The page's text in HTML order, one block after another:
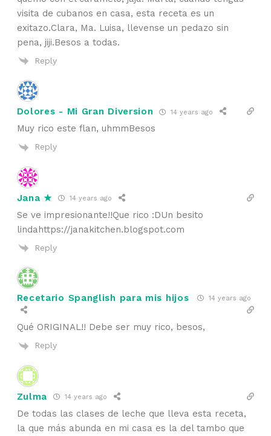
visita de cubanos en casa, esta receta es un
exitazo.Clara, Ma. Luisa, llevense un pedazo sin
pena, jiji.Besos a todas.
Reply
Dolores - Mi Gran Diversion 14 years ago
Muy rico este flan, uhmmBesos
Reply
Jana ★ 14 years ago
Se ve impresionante!!Que rico :DUn besito
lindahttps://janakitchen.blogspot.com
Reply
Recetario Spanglish para mis hijos 14 years ago
Qué ORIGINAL!! Debe ser muy rico, besos,
Reply
Zulma 14 years ago
De todas las clases de leche que lleva esta receta,
la que más abunda en mi casa es la del tambo que